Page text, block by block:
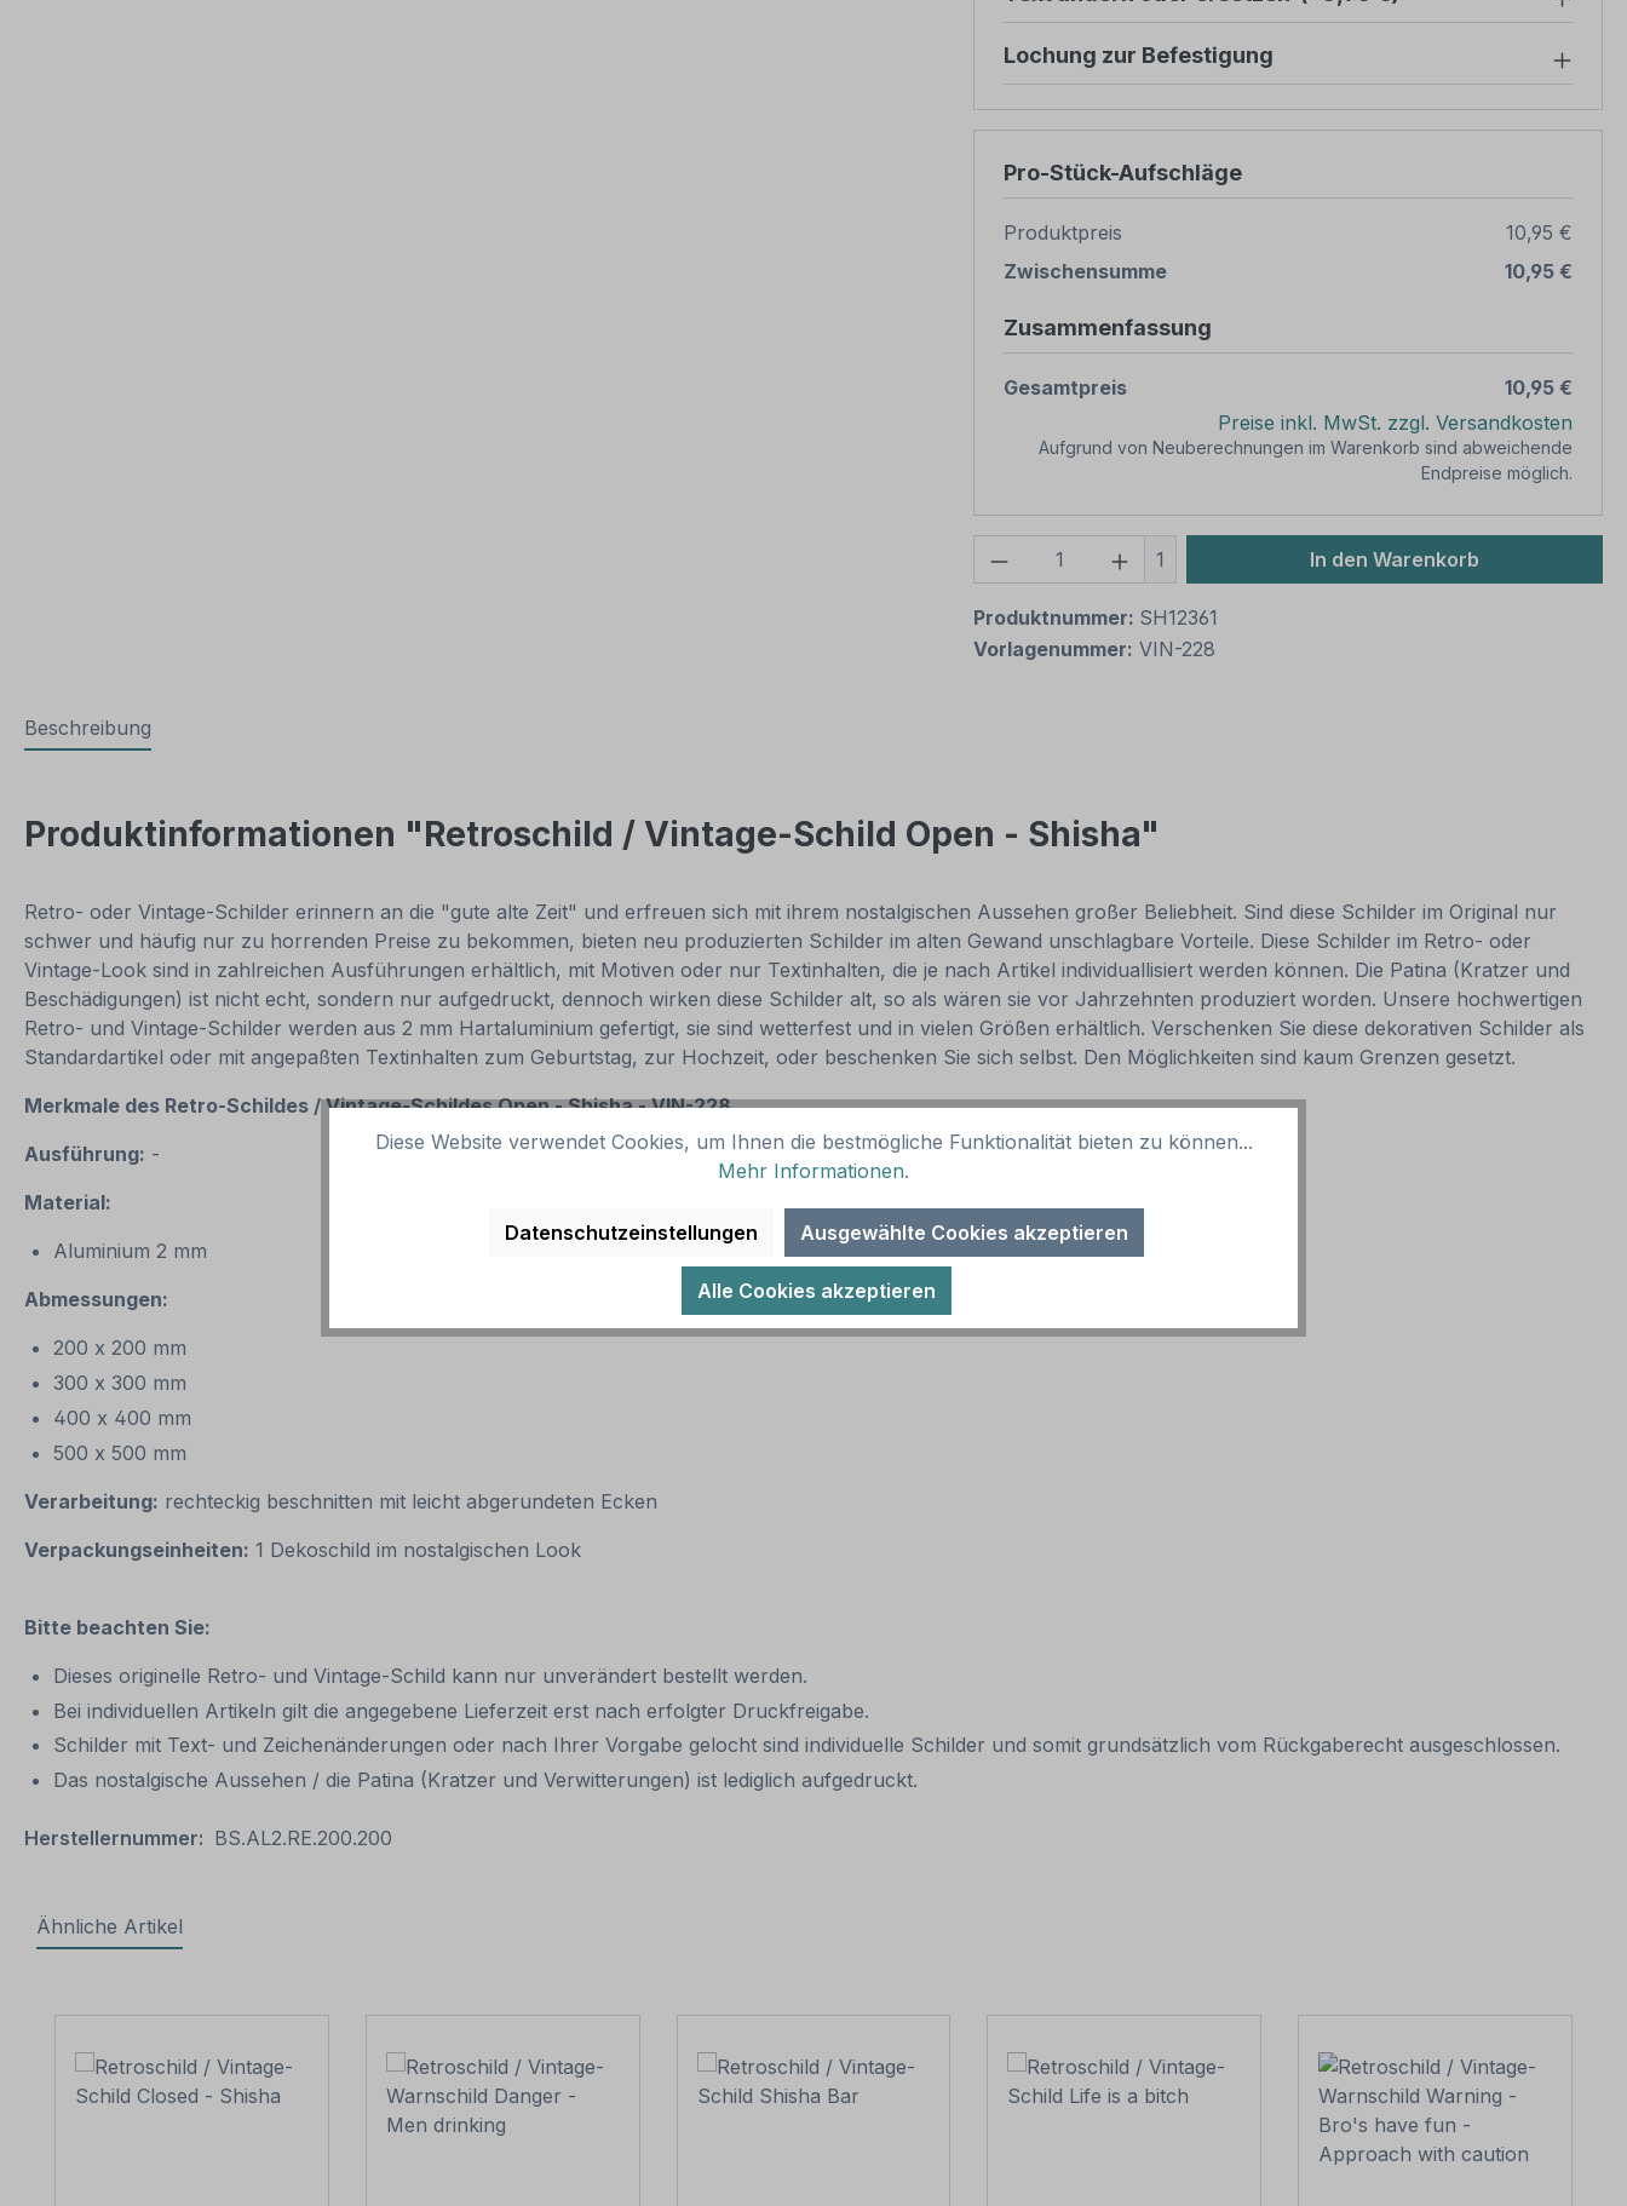
Lochung zur Befestigung
Pro-Stück-Aufschläge
Produktpreis
10,95 €
Zwischensumme
10,95 €
Zusammenfassung
Gesamtpreis
10,95 €
Preise inkl. MwSt. zzgl. Versandkosten
Aufgrund von Neuberechnungen im Warenkorb sind abweichende
Endpreise möglich.
Produkt Anzahl: Gib den gewünschten Wert
1 In den Warenkorb
Produktnummer: SH12361
Vorlagenummer: VIN-228
Beschreibung
Produktinformationen "Retroschild / Vintage-Schild Open - Shisha"
Retro- oder Vintage-Schilder erinnern an die "gute alte Zeit" und erfreuen sich mit ihrem nostalgischen Aussehen großer Beliebheit. Sind diese Schilder im Original nur
schwer und häufig nur zu horrenden Preise zu bekommen, bieten neu produzierten Schilder im alten Gewand unschlagbare Vorteile. Diese Schilder im Retro- oder
Vintage-Look sind in zahlreichen Ausführungen erhältlich, mit Motiven oder nur Textinhalten, die je nach Artikel individuallisiert werden können. Die Patina (Kratzer und
Beschädigungen) ist nicht echt, sondern nur aufgedruckt, dennoch wirken diese Schilder alt, so als wären sie vor Jahrzehnten produziert worden. Unsere hochwertigen
Retro- und Vintage-Schilder werden aus 2 mm Hartaluminium gefertigt, sie sind wetterfest und in vielen Größen erhältlich. Verschenken Sie diese dekorativen Schilder als
Standardartikel oder mit angepaßten Textinhalten zum Geburtstag, zur Hochzeit, oder beschenken Sie sich selbst. Den Möglichkeiten sind kaum Grenzen gesetzt.
Merkmale des Retro-Schildes / Vintage-SchildesOpen - Shisha - VIN-228
Ausführung: -
Material:
Aluminium 2 mm
Abmessungen:
200 x 200 mm
300 x 300 mm
400 x 400 mm
500 x 500 mm
Verarbeitung: rechteckig beschnitten mit leicht abgerundeten Ecken
Verpackungseinheiten: 1 Dekoschild im nostalgischen Look
Bitte beachten Sie:
Dieses originelle Retro- und Vintage-Schild kann nur unverändert bestellt werden.
Bei individuellen Artikeln gilt die angegebene Lieferzeit erst nach erfolgter Druckfreigabe.
Schilder mit Text- und Zeichenänderungen oder nach Ihrer Vorgabe gelocht sind individuelle Schilder und somit grundsätzlich vom Rückgaberecht ausgeschlossen.
Das nostalgische Aussehen / die Patina (Kratzer und Verwitterungen) ist lediglich aufgedruckt.
Herstellernummer: BS.AL2.RE.200.200
Ähnliche Artikel
Diese Website verwendet Cookies, um Ihnen die bestmögliche Funktionalität bieten zu können...
Mehr Informationen.
Datenschutzeinstellungen Ausgewählte Cookies akzeptieren
Alle Cookies akzeptieren